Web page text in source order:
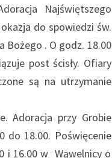
Najświętszego
do spowiedzi św.
Bożego . O godz. 18.00
post ścisły. Ofiary
są na utrzymanie
Adoracja przy Grobie
do 18.00. Poświęcenie
i 16.00 w Wąwelnicy o